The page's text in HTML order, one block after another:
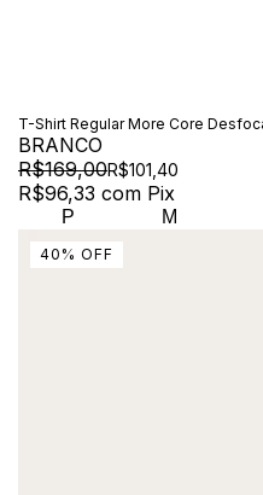
T-Shirt Regular More Core
BRANCO
R$169,00R$101,40
R$96,33 com Pix
P M
40 % OFF